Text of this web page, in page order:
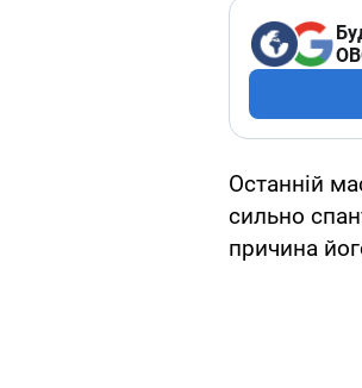
Останній
сильно
причина